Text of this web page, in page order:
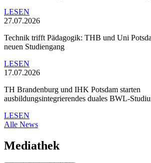
LESEN
27.07.2026
Technik trifft Pädagogik: THB und Uni
neuen Studiengang
LESEN
17.07.2026
TH Brandenburg und IHK Potsdam starten
ausbildungsintegrierendes duales BWL-
LESEN
Alle News
Mediathek